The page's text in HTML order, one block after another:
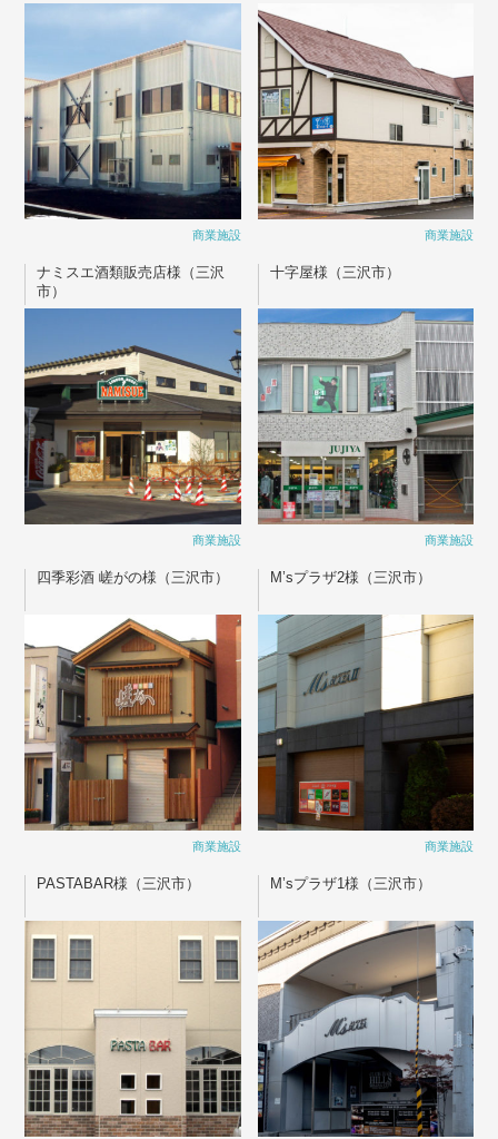
商業施設 商業施設
ナミスエ酒類販売店様（三沢
市）
商業施設
十字屋様（三沢市）
商業施設
四季彩酒 嵯がの様（三沢市）
商業施設
M’sプラザ2様（三沢市）
商業施設
PASTABAR様（三沢市） M’sプラザ1様（三沢市）